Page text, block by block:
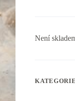
Není